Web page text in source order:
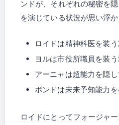
ンドが、それぞれの秘密を
を演じている状況が思い浮か
ロイドは精神科医を装う
ヨルは市役所職員を装う
アーニャは超能力を隠
ボンドは未来予知能力
ロイドにとってフォージャ